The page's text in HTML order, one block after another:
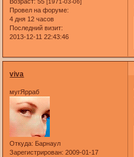
[1971-03-06]
Провел на форуме:
4 дня 12 часов
Последний визит:
2013-12-11 22:43:46
viva
мугЯрраб
Откуда: Барнаул
Зарегистрирован: 2009-01-17